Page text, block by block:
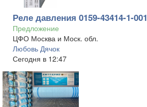
Реле давления 0159-43414-1-001
Предложение
ЦФО Москва и Моск. обл.
Любовь Дячок
Сегодня в 12:47